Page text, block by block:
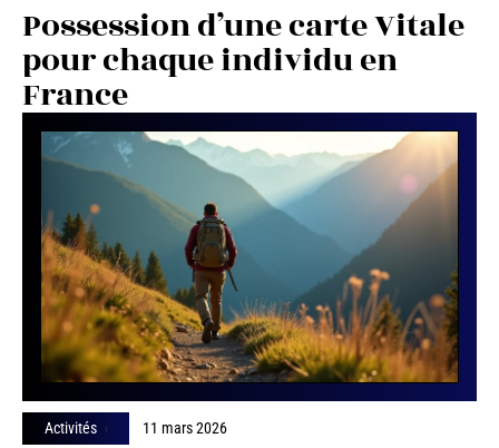
Possession d’une carte Vitale
pour chaque individu en
France
Activités 11 mars 2026